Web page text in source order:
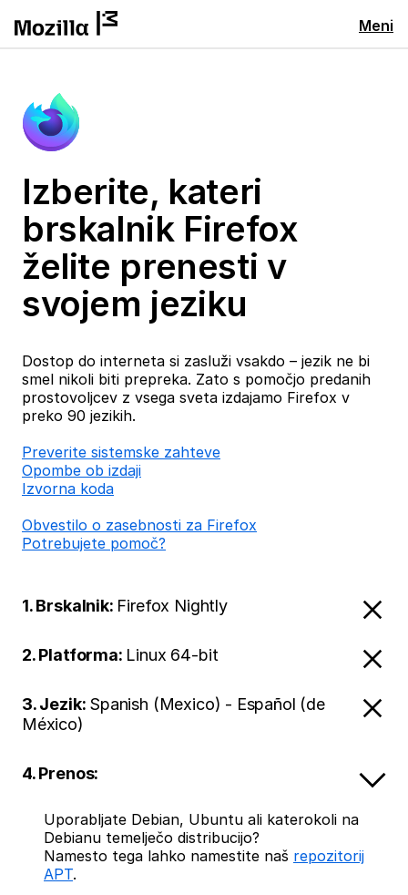
Meni
Izberite, kateri
brskalnik Firefox
želite prenesti v
svojem jeziku
Dostop do interneta si zasluži vsakdo – jezik ne bi
smel nikoli biti prepreka. Zato s pomočjo predanih
prostovoljcev z vsega sveta izdajamo Firefox v
preko 90 jezikih.
Preverite sistemske zahteve
Opombe ob izdaji
Izvorna koda
Obvestilo o zasebnosti za Firefox
Potrebujete pomoč?
1. Brskalnik: Firefox Nightly
2. Platforma: Linux 64-bit
3. Jezik: Spanish (Mexico) - Español (de
México)
4. Prenos:
Uporabljate Debian, Ubuntu ali katerokoli na
Debianu temelječo distribucijo?
Namesto tega lahko namestite naš repozitorij
APT.